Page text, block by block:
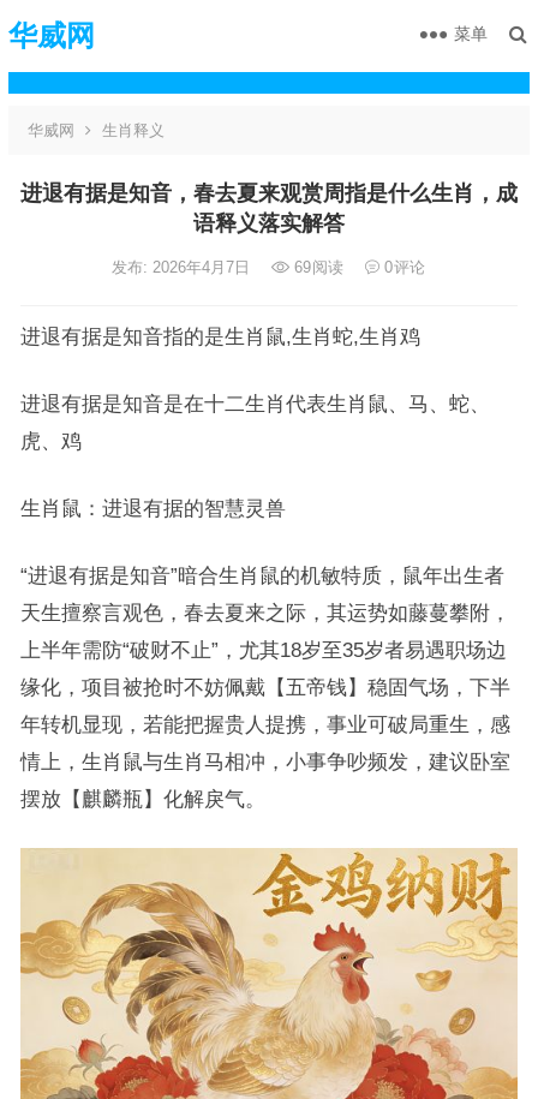
华威网 菜单
华威网 生肖释义
进退有据是知音，春去夏来观赏周指是什么生肖，成
语释义落实解答
发布: 2026年4月7日 69阅读 0评论
进退有据是知音指的是生肖鼠,生肖蛇,生肖鸡
进退有据是知音是在十二生肖代表生肖鼠、马、蛇、
虎、鸡
生肖鼠：进退有据的智慧灵兽
“进退有据是知音”暗合生肖鼠的机敏特质，鼠年出生者
天生擅察言观色，春去夏来之际，其运势如藤蔓攀附，
上半年需防“破财不止”，尤其18岁至35岁者易遇职场边
缘化，项目被抢时不妨佩戴【五帝钱】稳固气场，下半
年转机显现，若能把握贵人提携，事业可破局重生，感
情上，生肖鼠与生肖马相冲，小事争吵频发，建议卧室
摆放【麒麟瓶】化解戾气。